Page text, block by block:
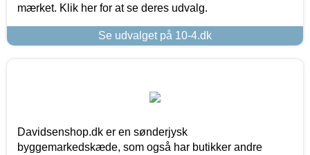
mærket. Klik her for at se deres udvalg.
Se udvalget på 10-4.dk
Davidsenshop.dk er en sønderjysk
byggemarkedskæde, som også har butikker andre